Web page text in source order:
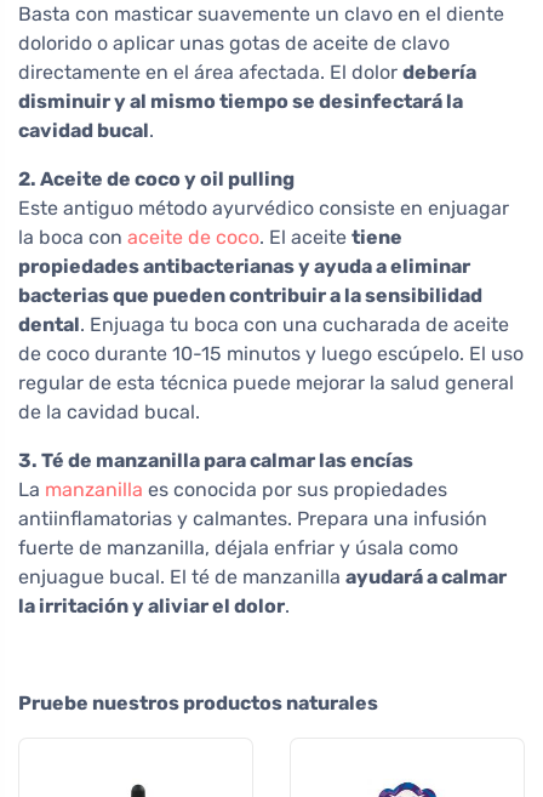
Basta con masticar suavemente un clavo en el diente
dolorido o aplicar unas gotas de aceite de clavo
directamente en el área afectada. El dolor debería
disminuir y al mismo tiempo se desinfectará la
cavidad bucal.
2. Aceite de coco y oil pulling
Este antiguo método ayurvédico consiste en enjuagar
la boca con aceite de coco. El aceite tiene
propiedades antibacterianas y ayuda a eliminar
bacterias que pueden contribuir a la sensibilidad
dental. Enjuaga tu boca con una cucharada de aceite
de coco durante 10-15 minutos y luego escúpelo. El uso
regular de esta técnica puede mejorar la salud general
de la cavidad bucal.
3. Té de manzanilla para calmar las encías
La manzanilla es conocida por sus propiedades
antiinflamatorias y calmantes. Prepara una infusión
fuerte de manzanilla, déjala enfriar y úsala como
enjuague bucal. El té de manzanilla ayudará a calmar
la irritación y aliviar el dolor.
Pruebe nuestros productos naturales